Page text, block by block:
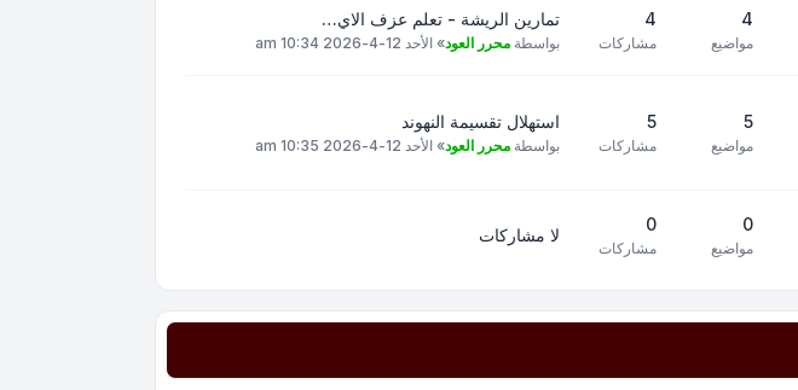
4
مواضيع
4
مشاركات
تمارين الريشة - تعلم عزف الاي…
بواسطة محرر العود» الأحد 12-4-2026 10:34 am
5
مواضيع
5
مشاركات
استهلال تقسيمة النهوند
بواسطة محرر العود» الأحد 12-4-2026 10:35 am
0
مواضيع
0
مشاركات
لا مشاركات